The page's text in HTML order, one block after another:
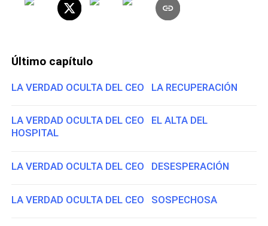
Último capítulo
LA VERDAD OCULTA DEL CEO LA RECUPERACIÓN
LA VERDAD OCULTA DEL CEO EL ALTA DEL
HOSPITAL
LA VERDAD OCULTA DEL CEO DESESPERACIÓN
LA VERDAD OCULTA DEL CEO SOSPECHOSA